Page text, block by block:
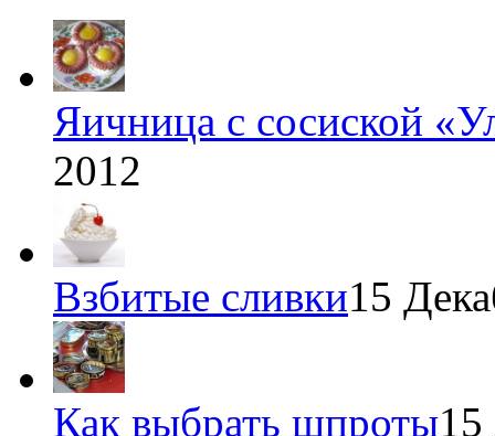
Яичница с сосиской
2012
Взбитые сливки15
Как выбрать шпроты15